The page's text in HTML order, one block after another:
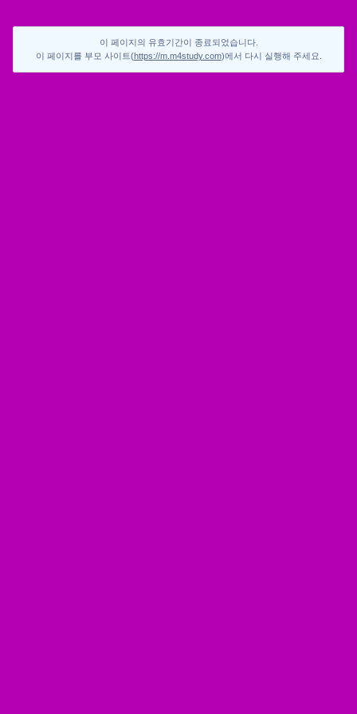
이 페이지의 유효기간이 종료되었습니다.
이 페이지를 부모 사이트(https://m.m4study.com)에서 다시 실행해 주세요.